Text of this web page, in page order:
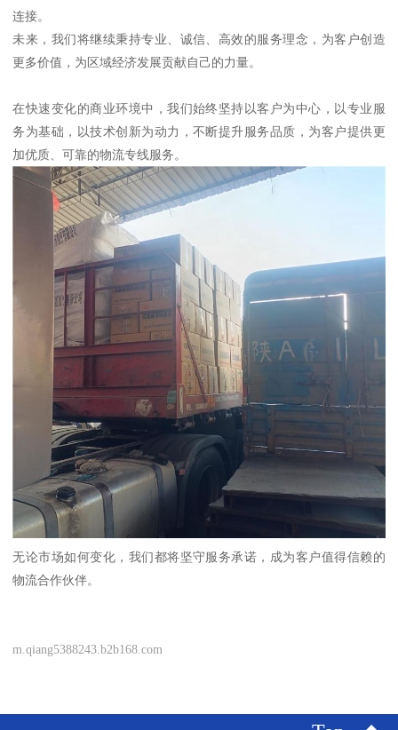
连接。
未来，我们将继续秉持专业、诚信、高效的服务理念，为客户创造
更多价值，为区域经济发展贡献自己的力量。
在快速变化的商业环境中，我们始终坚持以客户为中心，以专业服
务为基础，以技术创新为动力，不断提升服务品质，为客户提供更
加优质、可靠的物流专线服务。
无论市场如何变化，我们都将坚守服务承诺，成为客户值得信赖的
物流合作伙伴。
m.qiang5388243.b2b168.com